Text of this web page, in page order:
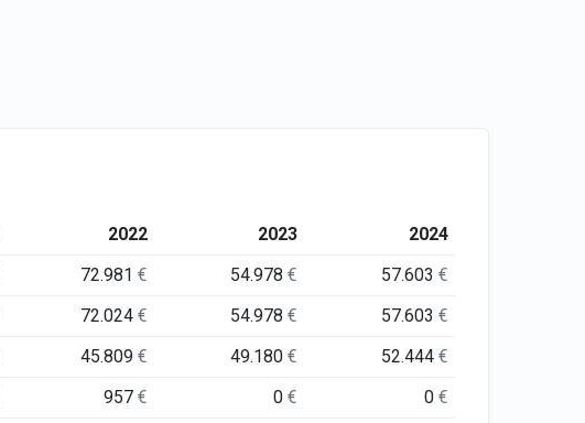
2022 2023
2024
72.981€ 54.978€ 57.603€
72.024€ 54.978€ 57.603€
45.809€ 49.180€ 52.444€
957€ 0€ 0€